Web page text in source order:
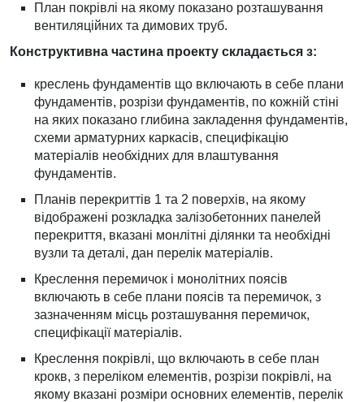
План покрівлі на якому показано розташування
вентиляційних та димових труб.
Конструктивна частина проекту складається з:
креслень фундаментів що включають в себе плани
фундаментів, розрізи фундаментів, по кожній стіні
на яких показано глибина закладення фундаментів,
схеми арматурних каркасів, специфікацію
матеріалів необхідних для влаштування
фундаментів.
Планів перекриттів 1 та 2 поверхів, на якому
відображені розкладка залізобетонних панелей
перекриття, вказані монлітні ділянки та необхідні
вузли та деталі, дан перелік матеріалів.
Креслення перемичок і монолітних поясів
включають в себе плани поясів та перемичок, з
зазначенням місць розташування перемичок,
специфікації матеріалів.
Креслення покрівлі, що включають в себе план
крокв, з переліком елементів, розрізи покрівлі, на
якому вказані розміри основних елементів, перелік